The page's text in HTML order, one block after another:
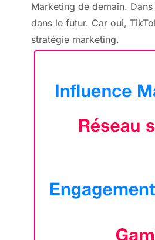
Marketing de demain.
dans le futur. Car oui,
stratégie marketing.